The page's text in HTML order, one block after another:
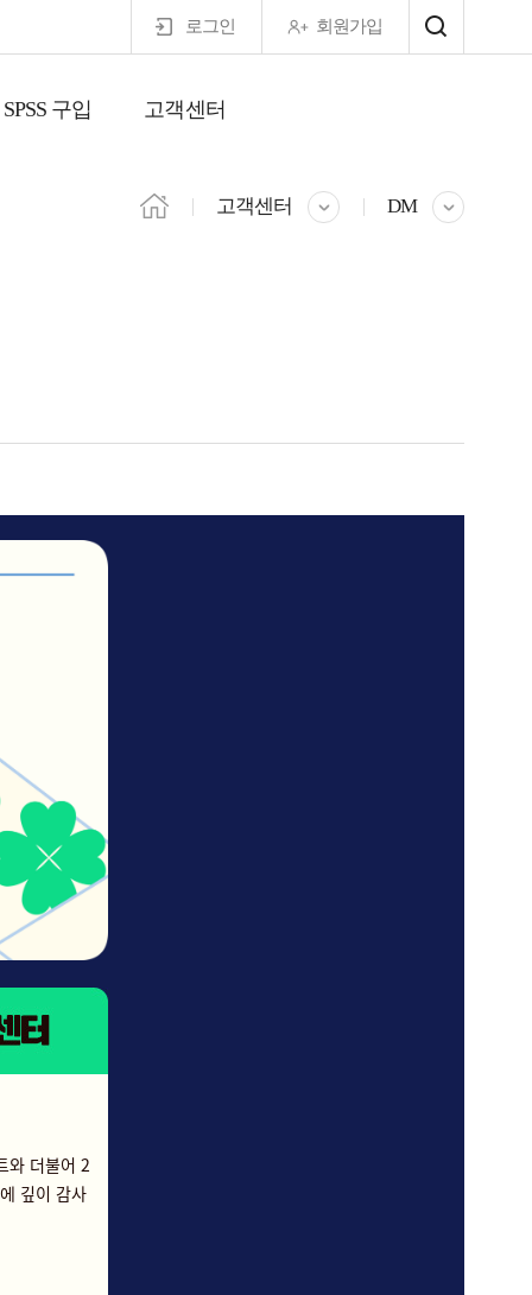
로그인 회원가입
SPSS 구입 고객센터
고객센터 DM
와 더불어 2
깊이 감사